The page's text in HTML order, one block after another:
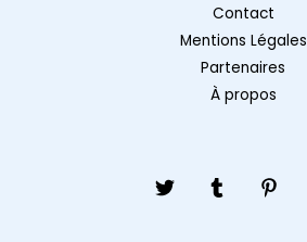
Contact
Mentions Légales
Partenaires
À propos